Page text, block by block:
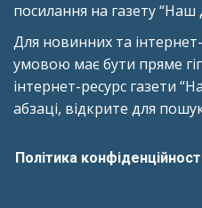
посилання на газету “Наш
Для новинних та
умовою має бути пряме
інтернет-ресурс газети
абзаці, відкрите для
Політика